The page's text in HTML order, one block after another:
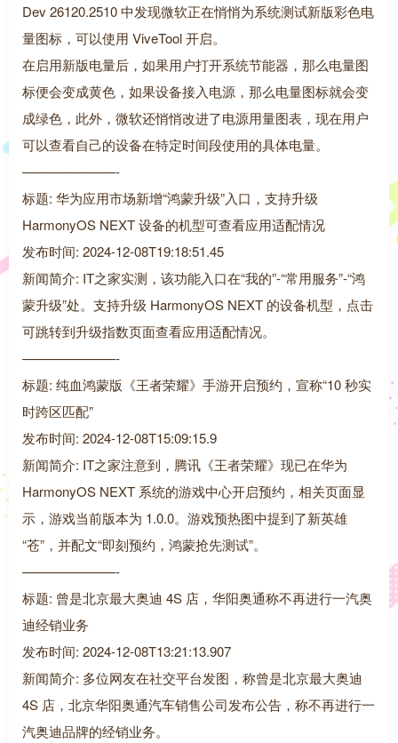
Dev 26120.2510 中发现微软正在悄悄为系统测试新版彩色电
量图标，可以使用 ViveTool 开启。
在启用新版电量后，如果用户打开系统节能器，那么电量图
标便会变成黄色，如果设备接入电源，那么电量图标就会变
成绿色，此外，微软还悄悄改进了电源用量图表，现在用户
可以查看自己的设备在特定时间段使用的具体电量。
———————-
标题: 华为应用市场新增“鸿蒙升级”入口，支持升级
HarmonyOS NEXT 设备的机型可查看应用适配情况
发布时间: 2024-12-08T19:18:51.45
新闻简介: IT之家实测，该功能入口在“我的”-“常用服务”-“鸿
蒙升级”处。支持升级 HarmonyOS NEXT 的设备机型，点击
可跳转到升级指数页面查看应用适配情况。
———————-
标题: 纯血鸿蒙版《王者荣耀》手游开启预约，宣称“10 秒实
时跨区匹配”
发布时间: 2024-12-08T15:09:15.9
新闻简介: IT之家注意到，腾讯《王者荣耀》现已在华为
HarmonyOS NEXT 系统的游戏中心开启预约，相关页面显
示，游戏当前版本为 1.0.0。游戏预热图中提到了新英雄
“苍”，并配文“即刻预约，鸿蒙抢先测试”。
———————-
标题: 曾是北京最大奥迪 4S 店，华阳奥通称不再进行一汽奥
迪经销业务
发布时间: 2024-12-08T13:21:13.907
新闻简介: 多位网友在社交平台发图，称曾是北京最大奥迪
4S 店，北京华阳奥通汽车销售公司发布公告，称不再进行一
汽奥迪品牌的经销业务。